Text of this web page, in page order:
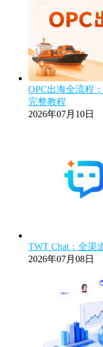
OPC出海全流程
完整教程
2026年07月10日
TWT Chat：全渠
2026年07月08日